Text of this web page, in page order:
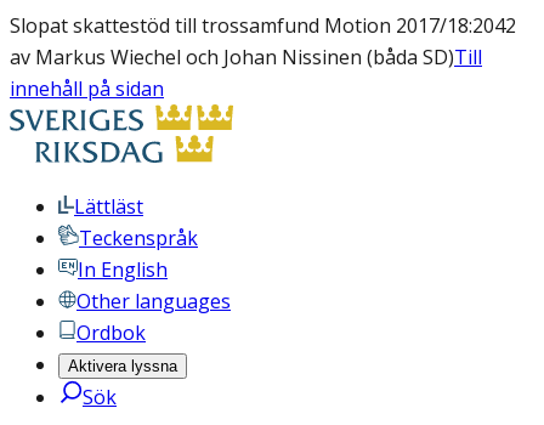
Slopat skattestöd till trossamfund Motion 2017/18:2042
av Markus Wiechel och Johan Nissinen (båda SD)Till
innehåll på sidan
Lättläst
Teckenspråk
In English
Other languages
Ordbok
Aktivera lyssna
Sök